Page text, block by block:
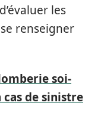
les
renseigner
soi-
cas de sinistre